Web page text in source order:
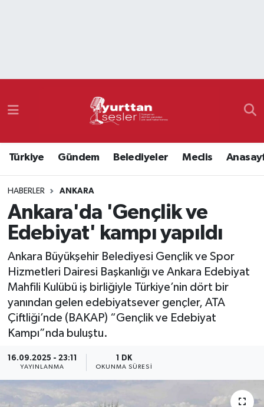
Türkiye Gündem Belediyeler Meclis
HABERLER ANKARA
Ankara'da 'Gençlik ve
Edebiyat' kampı yapıldı
Ankara Büyükşehir Belediyesi Gençlik ve Spor
Hizmetleri Dairesi Başkanlığı ve Ankara Edebiyat
Mahfili Kulübü iş birliğiyle Türkiye’nin dört bir
yanından gelen edebiyatsever gençler, ATA
Çiftliği’nde (BAKAP) “Gençlik ve Edebiyat
Kampı”nda buluştu.
16.09.2025 - 23:11
YAYINLANMA
1 DK
OKUNMA SÜRESI
Namaz Vakitleri
Süper Lig Puan Durumu ve Fikstür
Tüm Manşetler
Son Dakika Haberleri
Haber Arşivi